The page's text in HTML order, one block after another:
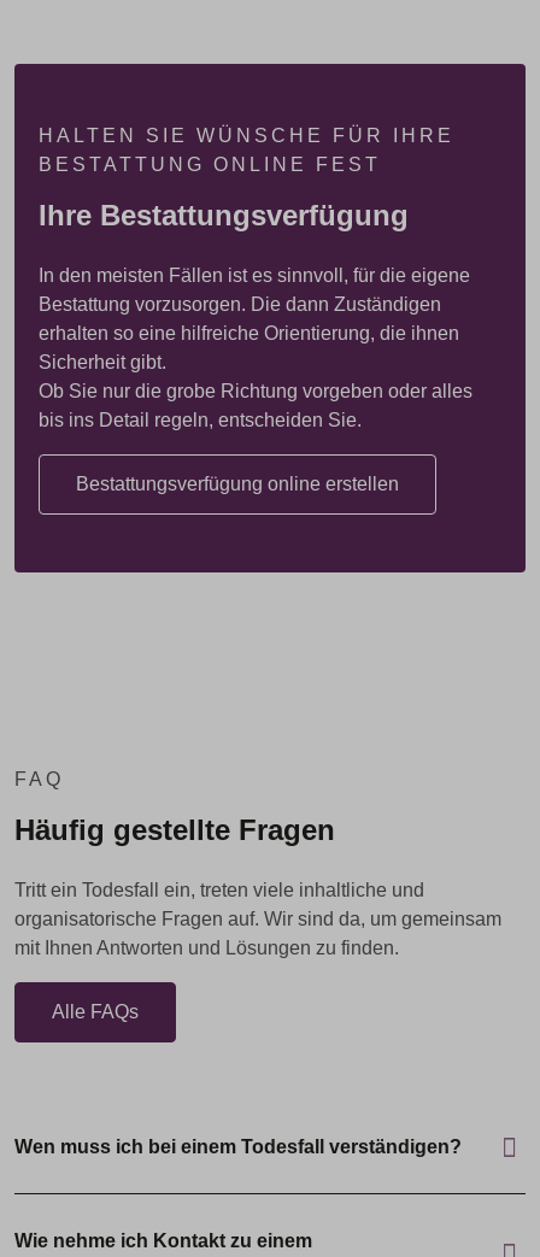
HALTEN SIE WÜNSCHE FÜR IHRE
BESTATTUNG ONLINE FEST
Ihre Bestattungsverfügung
In den meisten Fällen ist es sinnvoll, für die eigene
Bestattung vorzusorgen. Die dann Zuständigen
erhalten so eine hilfreiche Orientierung, die ihnen
Sicherheit gibt.
Ob Sie nur die grobe Richtung vorgeben oder alles
bis ins Detail regeln, entscheiden Sie.
Bestattungsverfügung online erstellen
FAQ
Häufig gestellte Fragen
Tritt ein Todesfall ein, treten viele inhaltliche und
organisatorische Fragen auf. Wir sind da, um gemeinsam
mit Ihnen Antworten und Lösungen zu finden.
Alle FAQs
Wen muss ich bei einem Todesfall verständigen?
Wie nehme ich Kontakt zu einem